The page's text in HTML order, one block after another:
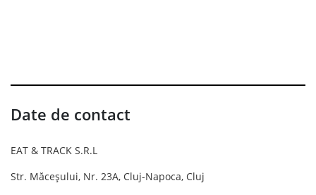
Date de contact
EAT & TRACK S.R.L
Str. Măceșului, Nr. 23A, Cluj-Napoca, Cluj